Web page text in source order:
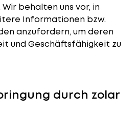
behalten uns vor, in
Informationen bzw.
anzufordern, um deren
und Geschäftsfähigkeit zu
durch zolar